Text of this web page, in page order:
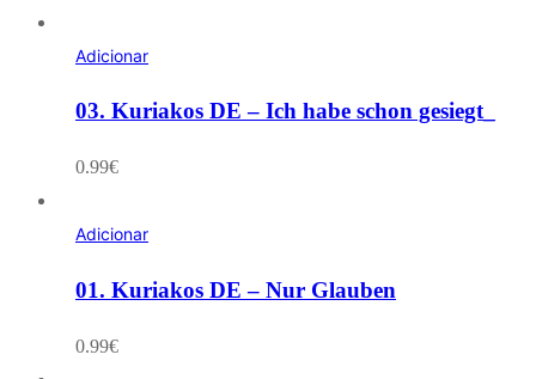
Adicionar
03. Kuriakos DE – Ich habe schon gesiegt_
0.99€
Adicionar
01. Kuriakos DE – Nur Glauben
0.99€